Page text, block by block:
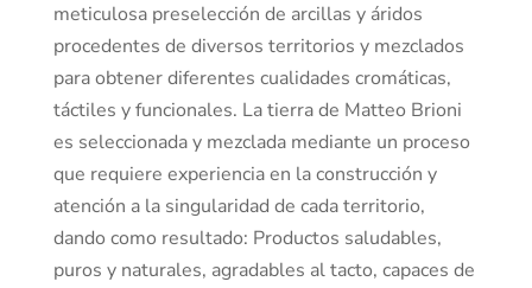
meticulosa preselección de arcillas y áridos
procedentes de diversos territorios y mezclados
para obtener diferentes cualidades cromáticas,
táctiles y funcionales. La tierra de Matteo Brioni
es seleccionada y mezclada mediante un proceso
que requiere experiencia en la construcción y
atención a la singularidad de cada territorio,
dando como resultado: Productos saludables,
puros y naturales, agradables al tacto, capaces de